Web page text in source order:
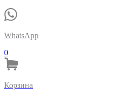
WhatsApp
0
Корзина